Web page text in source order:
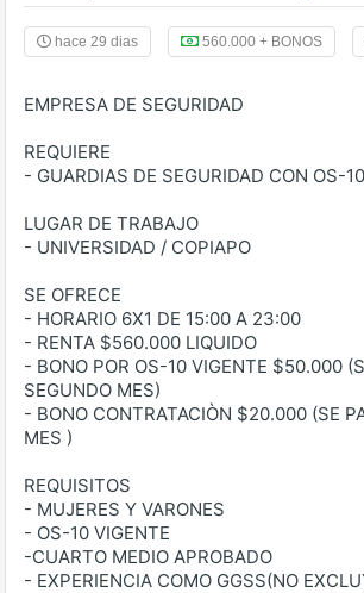
hace 29 dias 560.000 + BONOS
EMPRESA DE SEGURIDAD
REQUIERE
- GUARDIAS DE SEGURIDAD CON OS-
LUGAR DE TRABAJO
- UNIVERSIDAD / COPIAPO
SE OFRECE
- HORARIO 6X1 DE 15:00 A 23:00
- RENTA $560.000 LIQUIDO
- BONO POR OS-10 VIGENTE $50.000
SEGUNDO MES)
- BONO CONTRATACIÒN $20.000 (SE
MES )
REQUISITOS
- MUJERES Y VARONES
- OS-10 VIGENTE
-CUARTO MEDIO APROBADO
- EXPERIENCIA COMO GGSS(NO